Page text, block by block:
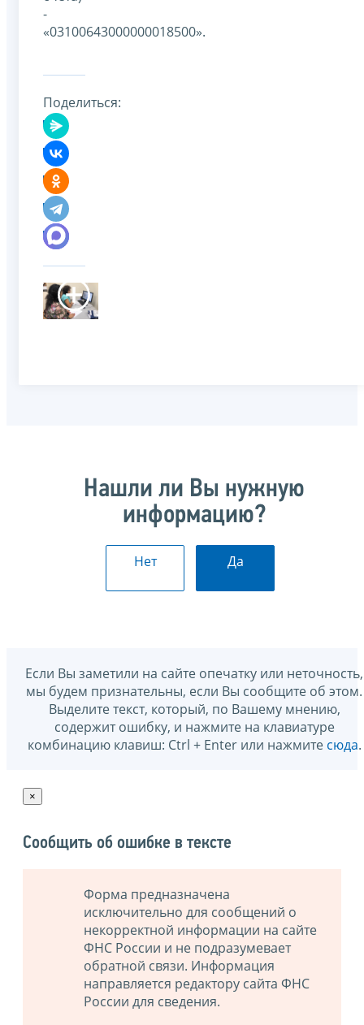
-
«03100643000000018500».
Поделиться:
Нашли ли Вы нужную
информацию?
Нет Да
Если Вы заметили на сайте опечатку или неточность,
мы будем признательны, если Вы сообщите об этом.
Выделите текст, который, по Вашему мнению,
содержит ошибку, и нажмите на клавиатуре
комбинацию клавиш: Ctrl + Enter или нажмите сюда.
×
Сообщить об ошибке в тексте
Форма предназначена
исключительно для сообщений о
некорректной информации на сайте
ФНС России и не подразумевает
обратной связи. Информация
направляется редактору сайта ФНС
России для сведения.